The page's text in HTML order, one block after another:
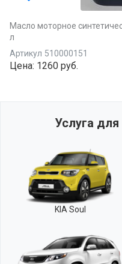
Масло моторное
л
Артикул 510000151
Цена: 1260 руб.
Услуга
KIA Soul